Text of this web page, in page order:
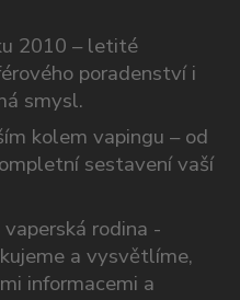
2010 – letité
poradenství i
smysl.
kolem vapingu – od
sestavení vaší
rodina -
a vysvětlíme,
informacemi a